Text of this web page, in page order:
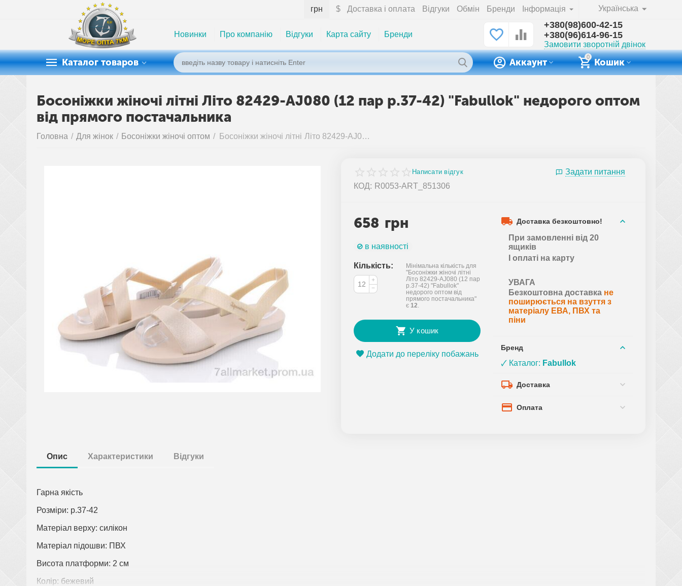
Українська
Доставка і оплата Відгуки Обмін Бренди Інформація
грн $
Новинки Про компанію Відгуки Карта сайту Бренди
+380(98)600-42-15
+380(96)614-96-15
Замовити зворотній двінок
Каталог товаров
0
Кошик
Аккаунт
Босоніжки жіночі літні Літо 82429-AJ080 (12 пар р.37-42) "Fabullok" недорого оптом
від прямого постачальника
Головна / Для жінок / Босоніжки жіночі оптом / Босоніжки жіночі літні Літо 82429-AJ080 (12 пар р.37-42) "Fabullok" недорого оптом від прямого постачальника
Написати відгук
Задати питання
КОД: R0053-ART_851306
658 грн
в наявності
Кількість:
+
−
Мінімальна кількість для
"Босоніжки жіночі літні
Літо 82429-AJ080 (12 пар
р.37-42) "Fabullok"
недорого оптом від
прямого постачальника"
є12.
У кошик
Додати до переліку побажань
Доставка безкоштовно!
При замовленні від 20
ящиків
І оплаті на карту
УВАГА
Безкоштовна доставка не
поширюється на взуття з
матеріалу ЕВА, ПВХ та
піни
Бренд
🗸 Каталог: Fabullok
Доставка
Оплата
Опис Характеристики Відгуки
Гарна якість
Розміри: р.37-42
Матеріал верху: силікон
Матеріал підошви: ПВХ
Висота платформи: 2 см
Колір: бежевий